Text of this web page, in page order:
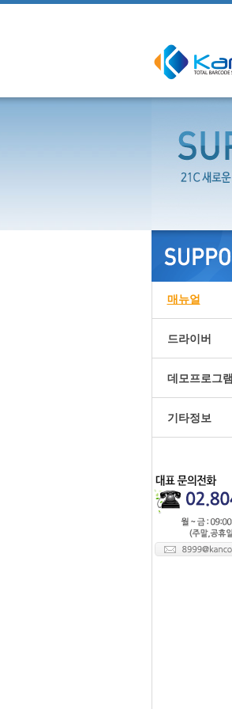
매뉴얼
드라이버
데모프로그램
기타정보